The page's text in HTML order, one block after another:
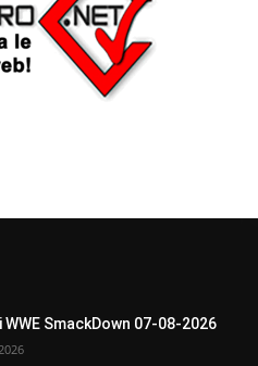
SmackDown 07-08-2026